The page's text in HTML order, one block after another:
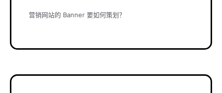
营销网站的 Banner 要如何策划？